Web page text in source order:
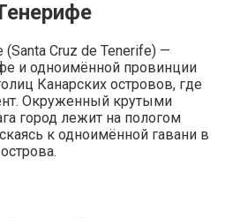
Cruz de Tenerife) —
и одноимённой провинции
Канарских островов, где
Окруженный крутыми
город лежит на пологом
к одноимённой гавани в